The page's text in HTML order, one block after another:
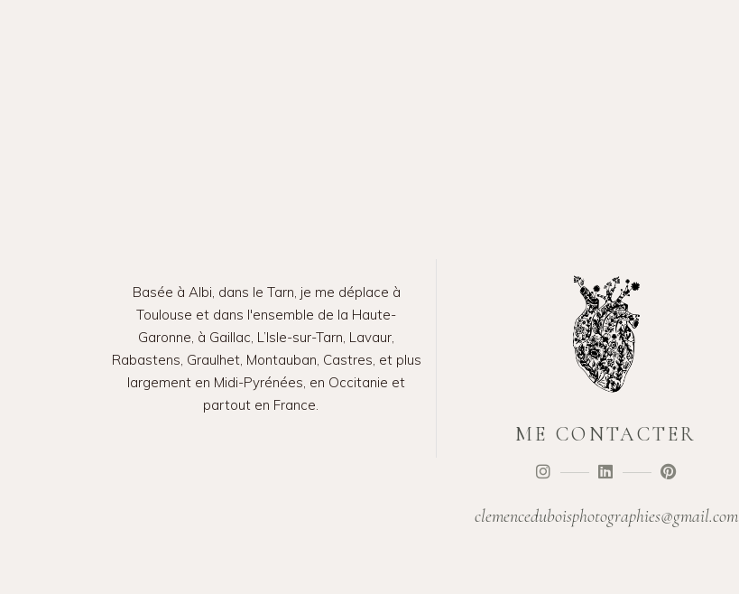
Basée à Albi, dans le Tarn, je me déplace à
Toulouse et dans l'ensemble de la Haute-
Garonne, à Gaillac, L’Isle-sur-Tarn, Lavaur,
Rabastens, Graulhet, Montauban, Castres, et plus
largement en Midi-Pyrénées, en Occitanie et
partout en France.
ME CONTACTER
clemenceduboisphotographies@gmail.com